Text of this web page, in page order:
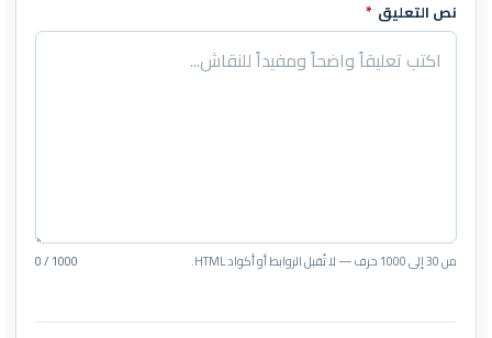
نص التعليق *
من 30 إلى 1000 حرف — لا تُقبل الروابط أو أكواد HTML. 0 / 1000